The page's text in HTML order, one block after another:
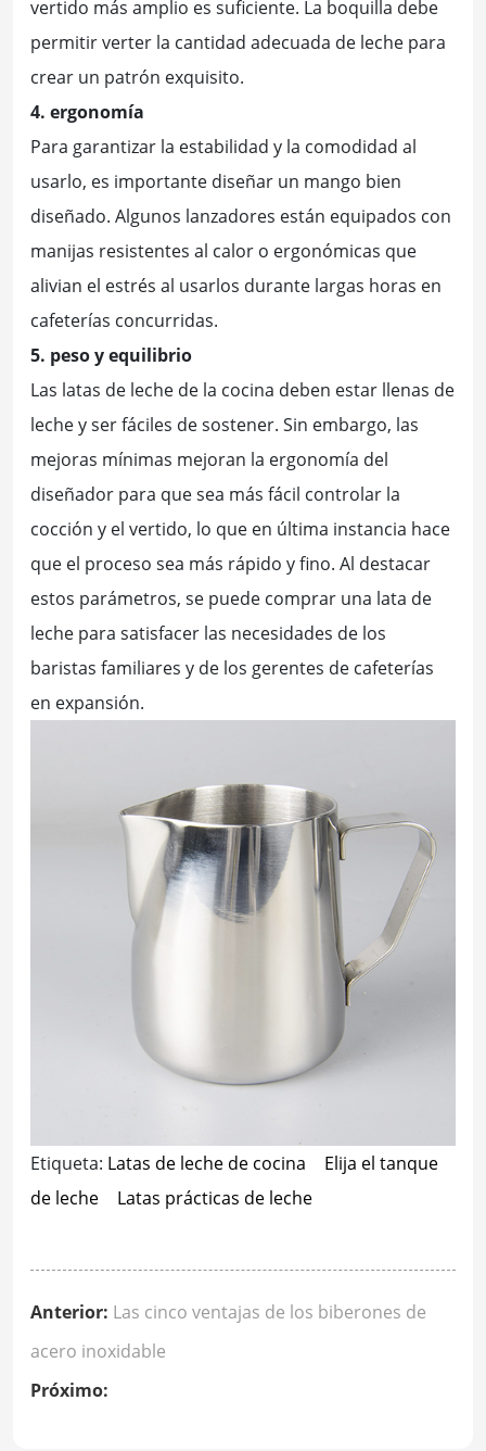
vertido más amplio es suficiente. La boquilla debe
permitir verter la cantidad adecuada de leche para
crear un patrón exquisito.
4. ergonomía
Para garantizar la estabilidad y la comodidad al
usarlo, es importante diseñar un mango bien
diseñado. Algunos lanzadores están equipados con
manijas resistentes al calor o ergonómicas que
alivian el estrés al usarlos durante largas horas en
cafeterías concurridas.
5. peso y equilibrio
Las latas de leche de la cocina deben estar llenas de
leche y ser fáciles de sostener. Sin embargo, las
mejoras mínimas mejoran la ergonomía del
diseñador para que sea más fácil controlar la
cocción y el vertido, lo que en última instancia hace
que el proceso sea más rápido y fino. Al destacar
estos parámetros, se puede comprar una lata de
leche para satisfacer las necesidades de los
baristas familiares y de los gerentes de cafeterías
en expansión.
Etiqueta: Latas de leche de cocina
Elija el tanque
de leche
Latas prácticas de leche
Anterior: Las cinco ventajas de los biberones de
acero inoxidable
Próximo: